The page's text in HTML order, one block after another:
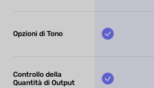
Opzioni di Tono
Controllo della
Quantità di Output